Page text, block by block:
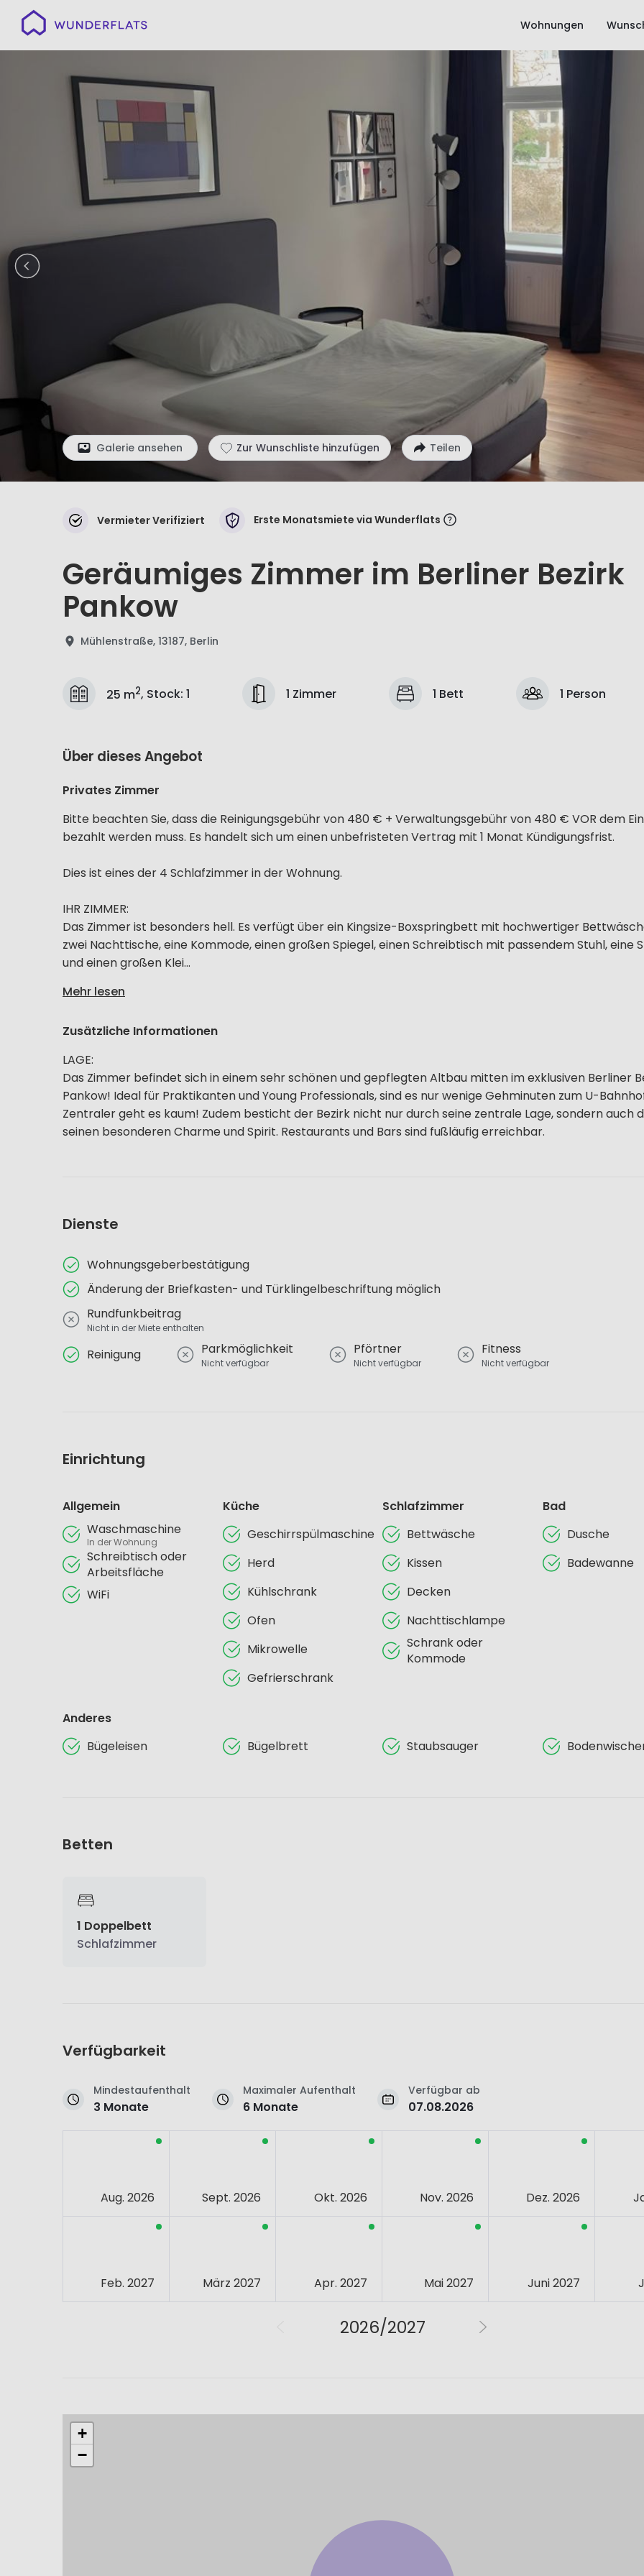
Wunderflats Wohnungen
Galerie ansehen Zur Wunschliste hinzufügen Teilen
Vermieter Verifiziert Erste Monatsmiete via Wunderflats
Geräumiges Zimmer im Berliner Bezirk
Pankow
Mühlenstraße, 13187, Berlin
25 m2, Stock: 1 1 Zimmer 1 Bett 1 Person
Über dieses Angebot
Privates Zimmer
Bitte beachten Sie, dass die Reinigungsgebühr von 480 € + Verwaltungsgebühr von 480 € VOR dem
bezahlt werden muss. Es handelt sich um einen unbefristeten Vertrag mit 1 Monat Kündigungsfrist.
Dies ist eines der 4 Schlafzimmer in der Wohnung.
IHR ZIMMER:
Das Zimmer ist besonders hell. Es verfügt über ein Kingsize-Boxspringbett mit hochwertiger
zwei Nachttische, eine Kommode, einen großen Spiegel, einen Schreibtisch mit passendem Stuhl, eine
und einen großen Klei...
Mehr lesen
Zusätzliche Informationen
LAGE:
Das Zimmer befindet sich in einem sehr schönen und gepflegten Altbau mitten im exklusiven Berliner
Pankow! Ideal für Praktikanten und Young Professionals, sind es nur wenige Gehminuten zum U-
Zentraler geht es kaum! Zudem besticht der Bezirk nicht nur durch seine zentrale Lage, sondern auch
seinen besonderen Charme und Spirit. Restaurants und Bars sind fußläufig erreichbar.
Dienste
Wohnungsgeberbestätigung
Änderung der Briefkasten- und Türklingelbeschriftung möglich
Rundfunkbeitrag
Nicht in der Miete enthalten
Reinigung Parkmöglichkeit
Nicht verfügbar
Pförtner
Nicht verfügbar
Fitness
Nicht verfügbar
Einrichtung
Allgemein
Waschmaschine
In der Wohnung
Schreibtisch oder
Arbeitsfläche
WiFi
Küche
Geschirrspülmaschine
Herd
Kühlschrank
Ofen
Mikrowelle
Gefrierschrank
Schlafzimmer
Bettwäsche
Kissen
Decken
Nachttischlampe
Schrank oder
Kommode
Bad
Dusche
Badewanne
Anderes
Bügeleisen
Bügelbrett Staubsauger
Betten
1 Doppelbett
Schlafzimmer
Verfügbarkeit
Mindestaufenthalt
3 Monate
Maximaler Aufenthalt
6 Monate
Verfügbar ab
07.08.2026
Aug. 2026 Sept. 2026 Okt. 2026 Nov. 2026 Dez. 2026
Feb. 2027 März 2027 Apr. 2027 Mai 2027 Juni 2027
2026/2027
+
−